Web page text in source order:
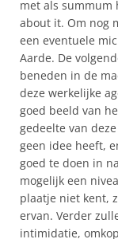
met als summum
about it. Om nog
een eventuele
Aarde. De
beneden in de
deze werkelijke
goed beeld van
gedeelte van
geen idee heeft,
goed te doen in
mogelijk een
plaatje niet kent,
ervan. Verder
intimidatie,